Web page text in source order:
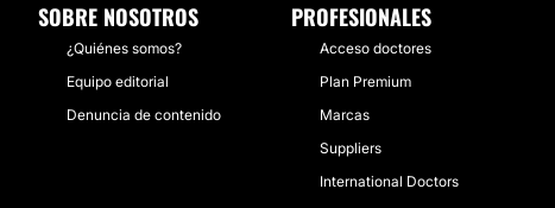
SOBRE NOSOTROS
¿Quiénes somos?
Equipo editorial
Denuncia de contenido
PROFESIONALES
Acceso doctores
Plan Premium
Marcas
Suppliers
International Doctors